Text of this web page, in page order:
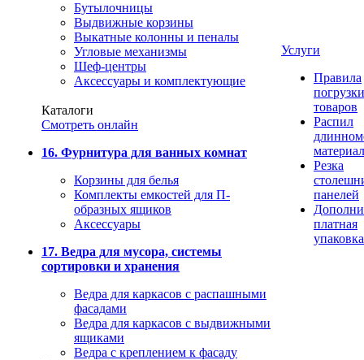
Бутылочницы
Выдвижные корзины
Выкатные колонны и пеналы
Угловые механизмы
Шеф-центры
Аксессуары и комплектующие
Каталоги
Смотреть онлайн
16. Фурнитура для ванных комнат
Корзины для белья
Комплекты емкостей для П-
образных ящиков
Аксессуары
17. Ведра для мусора, системы
сортировки и хранения
Ведра для каркасов с распашными
фасадами
Ведра для каркасов с выдвижными
ящиками
Ведра с креплением к фасаду
Услуги
Правила
погрузки
товаров
Распил
Резка
панелей
платная
упаковка